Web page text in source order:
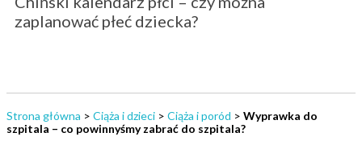
zaplanować płeć dziecka?
Strona główna > Ciąża i dzieci > Ciąża i poród > Wyprawka do
szpitala – co powinnyśmy zabrać do szpitala?